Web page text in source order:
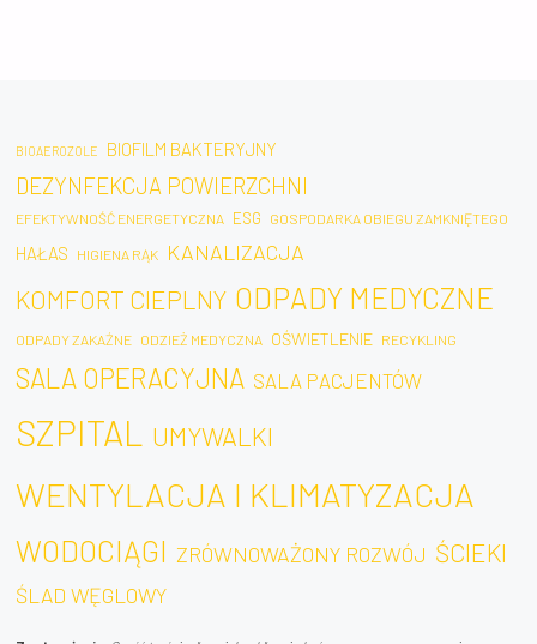
BIOAEROZOLE BIOFILM BAKTERYJNY
DEZYNFEKCJA POWIERZCHNI
EFEKTYWNOŚĆ ENERGETYCZNA ESG GOSPODARKA OBIEGU ZAMKNIĘTEGO
HAŁAS HIGIENA RĄK KANALIZACJA
KOMFORT CIEPLNY ODPADY MEDYCZNE
ODPADY ZAKAŹNE ODZIEŻ MEDYCZNA OŚWIETLENIE RECYKLING
SALA OPERACYJNA SALA PACJENTÓW
SZPITAL UMYWALKI
WENTYLACJA I KLIMATYZACJA
WODOCIĄGI ZRÓWNOWAŻONY ROZWÓJ ŚCIEKI
ŚLAD WĘGLOWY